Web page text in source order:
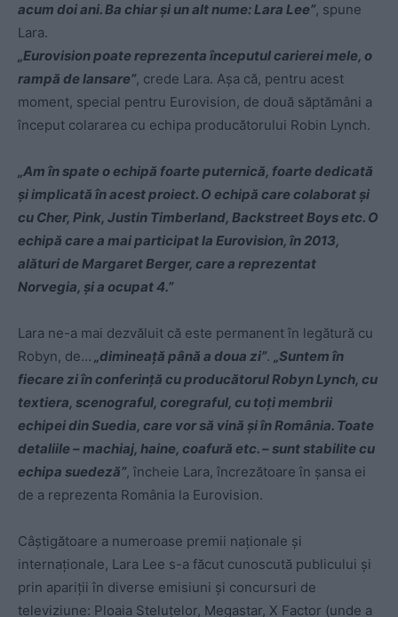
acum doi ani. Ba chiar şi un alt nume: Lara Lee”, spune
Lara.
„Eurovision poate reprezenta începutul carierei mele, o
rampă de lansare”, crede Lara. Aşa că, pentru acest
moment, special pentru Eurovision, de două săptămâni a
început colararea cu echipa producătorului Robin Lynch.
„Am în spate o echipă foarte puternică, foarte dedicată
şi implicată în acest proiect. O echipă care colaborat şi
cu Cher, Pink, Justin Timberland, Backstreet Boys etc. O
echipă care a mai participat la Eurovision, în 2013,
alături de Margaret Berger, care a reprezentat
Norvegia, şi a ocupat 4.”
Lara ne-a mai dezvăluit că este permanent în legătură cu
Robyn, de… „dimineaţă până a doua zi”. „Suntem în
fiecare zi în conferinţă cu producătorul Robyn Lynch, cu
textiera, scenograful, coregraful, cu toţi membrii
echipei din Suedia, care vor să vină şi în România. Toate
detaliile – machiaj, haine, coafură etc. – sunt stabilite cu
echipa suedeză”, încheie Lara, încrezătoare în şansa ei
de a reprezenta România la Eurovision.
Câştigătoare a numeroase premii naţionale şi
internaţionale, Lara Lee s-a făcut cunoscută publicului şi
prin apariţii în diverse emisiuni şi concursuri de
televiziune: Ploaia Steluţelor, Megastar, X Factor (unde a